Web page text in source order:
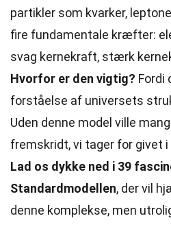
partikler som kvarker,
fire fundamentale kræfter:
svag kernekraft, stærk
Hvorfor er den vigtig? Fordi
forståelse af universets
Uden denne model ville
fremskridt, vi tager for givet
Lad os dykke ned i 39
Standardmodellen, der vil
denne komplekse, men